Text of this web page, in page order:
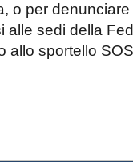
o per
alle sedi della
allo sportello